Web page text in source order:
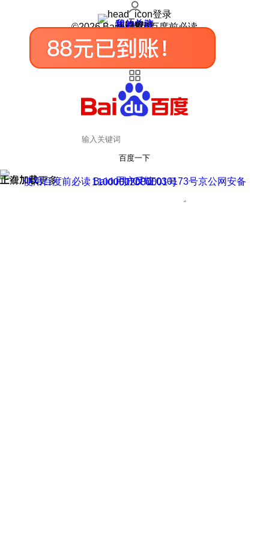
登录
我的关注
我的收藏
皮肤中心
用户反馈
设置
©2026 Baidu 使用百度前必读
百度一下
正在加载
上滑加载更多 用户反馈
使用百度前必读 Baidu 京ICP证030173号
京公网安备11000002000001号